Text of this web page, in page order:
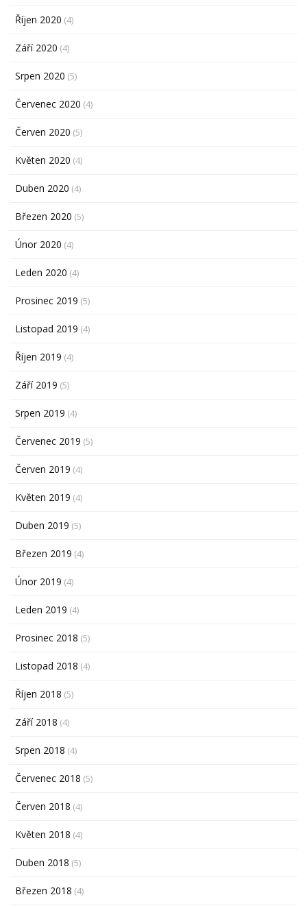
Říjen 2020 (4)
Září 2020 (4)
Srpen 2020 (5)
Červenec 2020 (4)
Červen 2020 (5)
Květen 2020 (4)
Duben 2020 (4)
Březen 2020 (5)
Únor 2020 (4)
Leden 2020 (4)
Prosinec 2019 (5)
Listopad 2019 (4)
Říjen 2019 (4)
Září 2019 (5)
Srpen 2019 (4)
Červenec 2019 (5)
Červen 2019 (4)
Květen 2019 (4)
Duben 2019 (5)
Březen 2019 (4)
Únor 2019 (4)
Leden 2019 (4)
Prosinec 2018 (5)
Listopad 2018 (4)
Říjen 2018 (5)
Září 2018 (4)
Srpen 2018 (4)
Červenec 2018 (5)
Červen 2018 (4)
Květen 2018 (4)
Duben 2018 (5)
Březen 2018 (4)